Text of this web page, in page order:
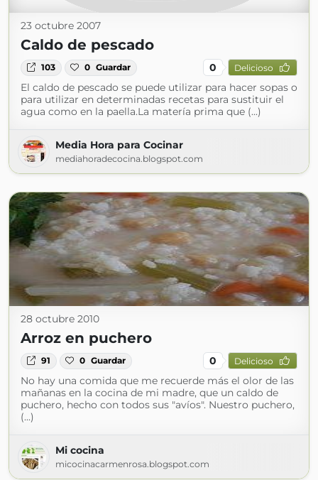
23 octubre 2007
Caldo de pescado
103 0 Guardar 0 Delicioso
El caldo de pescado se puede utilizar para hacer sopas o
para utilizar en determinadas recetas para sustituir el
agua como en la paella.La matería prima que (...)
Media Hora para Cocinar
mediahoradecocina.blogspot.com
28 octubre 2010
Arroz en puchero
91 0 Guardar 0 Delicioso
No hay una comida que me recuerde más el olor de las
mañanas en la cocina de mi madre, que un caldo de
puchero, hecho con todos sus "avíos". Nuestro puchero,
(...)
Mi cocina
micocinacarmenrosa.blogspot.com